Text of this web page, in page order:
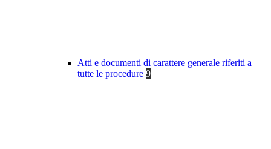
Atti e documenti di carattere generale riferiti a
tutte le procedure 9